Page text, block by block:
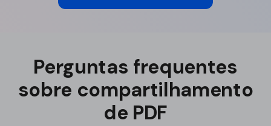
Perguntas frequentes
sobre compartilhamento
de PDF